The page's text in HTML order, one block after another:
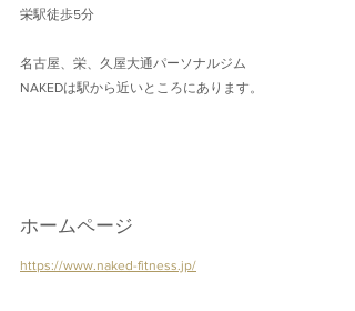
栄駅徒歩5分
名古屋、栄、久屋大通パーソナルジム
NAKEDは駅から近いところにあります。
ホームページ
https://www.naked-fitness.jp/